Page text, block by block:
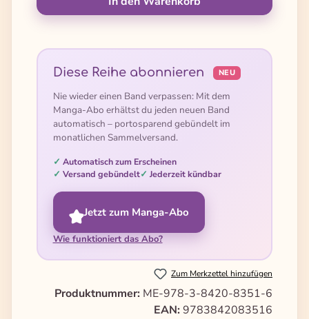
Diese Reihe abonnieren NEU
Nie wieder einen Band verpassen: Mit dem
Manga-Abo erhältst du jeden neuen Band
automatisch – portosparend gebündelt im
monatlichen Sammelversand.
Automatisch zum Erscheinen
Versand gebündelt
Jederzeit kündbar
Jetzt zum Manga-Abo
Wie funktioniert das Abo?
Zum Merkzettel hinzufügen
Produktnummer: ME-978-3-8420-8351-6
EAN: 9783842083516